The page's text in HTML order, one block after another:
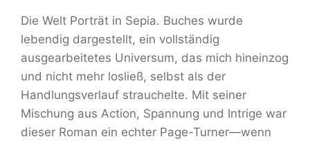
Die Welt Porträt in Sepia. Buches wurde
lebendig dargestellt, ein vollständig
ausgearbeitetes Universum, das mich hineinzog
und nicht mehr losließ, selbst als der
Handlungsverlauf strauchelte. Mit seiner
Mischung aus Action, Spannung und Intrige war
dieser Roman ein echter Page-Turner—wenn